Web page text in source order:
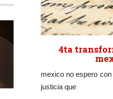
4ta
mexico no espero
justicia que